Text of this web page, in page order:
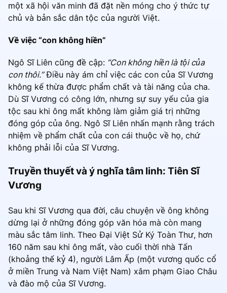
một xã hội văn minh đã đặt nền móng cho ý thức tự
chủ và bản sắc dân tộc của người Việt.
Về việc “con không hiền”
Ngô Sĩ Liên cũng đề cập: “Con không hiền là tội của
con thôi.”Điều này ám chỉ việc các con của Sĩ Vương
không kế thừa được phẩm chất và tài năng của cha.
Dù Sĩ Vương có công lớn, nhưng sự suy yếu của gia
tộc sau khi ông mất không làm giảm giá trị những
đóng góp của ông. Ngô Sĩ Liên nhấn mạnh rằng trách
nhiệm về phẩm chất của con cái thuộc về họ, chứ
không phải lỗi của Sĩ Vương.
Truyền thuyết và ý nghĩa tâm linh: Tiên Sĩ
Vương
Sau khi Sĩ Vương qua đời, câu chuyện về ông không
dừng lại ở những đóng góp văn hóa mà còn mang
màu sắc tâm linh. Theo Đại Việt Sử Ký Toàn Thư, hơn
160 năm sau khi ông mất, vào cuối thời nhà Tấn
(khoảng thế kỷ 4), người Lâm Ấp (một vương quốc cổ
ở miền Trung và Nam Việt Nam) xâm phạm Giao Châu
và đào mộ của Sĩ Vương.